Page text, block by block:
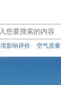
影响评价 空气质量